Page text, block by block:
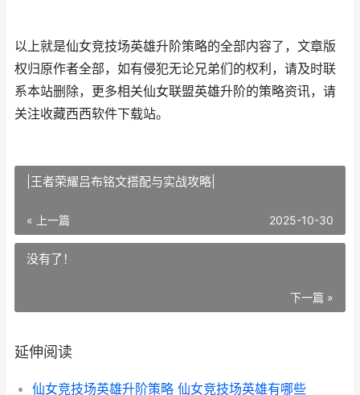
以上就是仙女竞技场英雄升阶策略的全部内容了，文章版
权归原作者全部，如有侵犯无论兄弟们的权利，请及时联
系本站删除，更多相关仙女联盟英雄升阶的策略资讯，请
关注收藏西西软件下载站。
|王者荣耀吕布铭文搭配与实战攻略|
« 上一篇 2025-10-30
没有了！
下一篇 »
延伸阅读
仙女竞技场英雄升阶策略 仙女竞技场英雄有哪些